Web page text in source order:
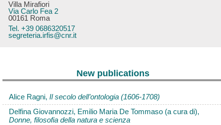
Villa Mirafiori
Via Carlo Fea 2
00161 Roma
Tel. +39 0686320517
segreteria.irfis@cnr.it
New publications
Alice Ragni, Il secolo dell’ontologia (1606-1708)
Delfina Giovannozzi, Emilio Maria De Tommaso (a cura di),
Donne, filosofia della natura e scienza